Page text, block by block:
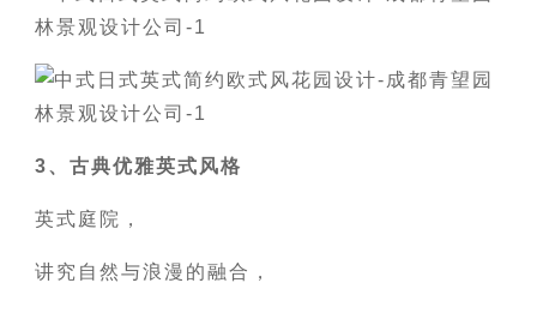
3、古典优雅英式风格
英式庭院，
讲究自然与浪漫的融合，